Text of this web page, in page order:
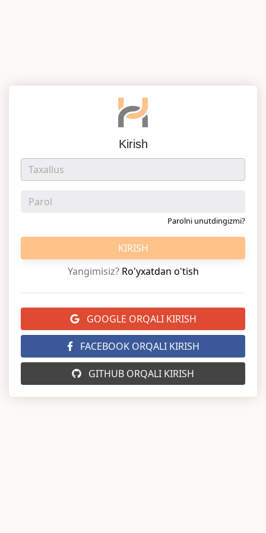
Kirish
Parolni unutdingizmi?
KIRISH
Yangimisiz? Ro'yxatdan o'tish
GOOGLE ORQALI KIRISH
FACEBOOK ORQALI KIRISH
GITHUB ORQALI KIRISH